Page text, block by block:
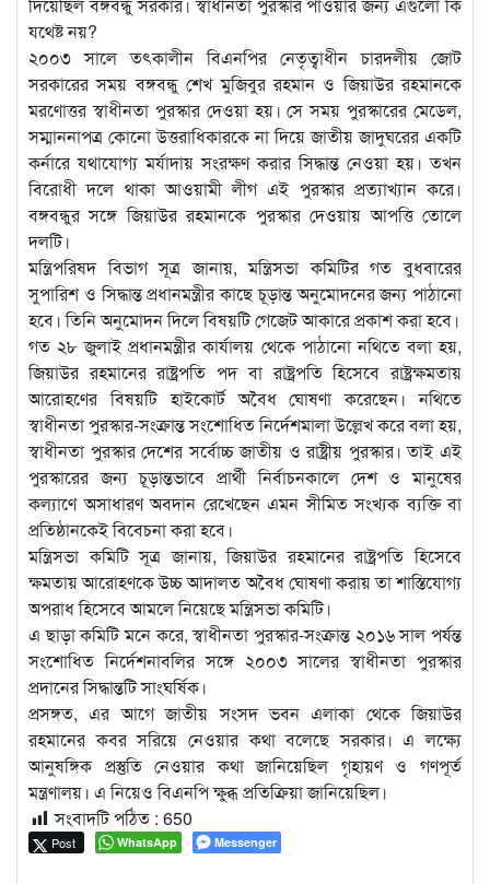
যথেষ্ট নয়?
২০০৩ সালে তৎকালীন বিএনপির নেতৃত্বাধীন চারদলীয় জোট
সরকারের সময় বঙ্গবন্ধু শেখ মুজিবুর রহমান ও জিয়াউর রহমানকে
মরণোত্তর স্বাধীনতা পুরস্কার দেওয়া হয়। সে সময় পুরস্কারের মেডেল,
সম্মাননাপত্র কোনো উত্তরাধিকারকে না দিয়ে জাতীয় জাদুঘরের একটি
কর্নারে যথাযোগ্য মর্যাদায় সংরক্ষণ করার সিদ্ধান্ত নেওয়া হয়। তখন
বিরোধী দলে থাকা আওয়ামী লীগ এই পুরস্কার প্রত্যাখ্যান করে।
বঙ্গবন্ধুর সঙ্গে জিয়াউর রহমানকে পুরস্কার দেওয়ায় আপত্তি তোলে
দলটি।
মন্ত্রিপরিষদ বিভাগ সূত্র জানায়, মন্ত্রিসভা কমিটির গত বুধবারের
সুপারিশ ও সিদ্ধান্ত প্রধানমন্ত্রীর কাছে চূড়ান্ত অনুমোদনের জন্য পাঠানো
হবে। তিনি অনুমোদন দিলে বিষয়টি গেজেট আকারে প্রকাশ করা হবে।
গত ২৮ জুলাই প্রধানমন্ত্রীর কার্যালয় থেকে পাঠানো নথিতে বলা হয়,
জিয়াউর রহমানের রাষ্ট্রপতি পদ বা রাষ্ট্রপতি হিসেবে রাষ্ট্রক্ষমতায়
আরোহণের বিষয়টি হাইকোর্ট অবৈধ ঘোষণা করেছেন। নথিতে
স্বাধীনতা পুরস্কার-সংক্রান্ত সংশোধিত নির্দেশমালা উল্লেখ করে বলা হয়,
স্বাধীনতা পুরস্কার দেশের সর্বোচ্চ জাতীয় ও রাষ্ট্রীয় পুরস্কার। তাই এই
পুরস্কারের জন্য চূড়ান্তভাবে প্রার্থী নির্বাচনকালে দেশ ও মানুষের
কল্যাণে অসাধারণ অবদান রেখেছেন এমন সীমিত সংখ্যক ব্যক্তি বা
প্রতিষ্ঠানকেই বিবেচনা করা হবে।
মন্ত্রিসভা কমিটি সূত্র জানায়, জিয়াউর রহমানের রাষ্ট্রপতি হিসেবে
ক্ষমতায় আরোহণকে উচ্চ আদালত অবৈধ ঘোষণা করায় তা শাস্তিযোগ্য
অপরাধ হিসেবে আমলে নিয়েছে মন্ত্রিসভা কমিটি।
এ ছাড়া কমিটি মনে করে, স্বাধীনতা পুরস্কার-সংক্রান্ত ২০১৬ সাল পর্যন্ত
সংশোধিত নির্দেশনাবলির সঙ্গে ২০০৩ সালের স্বাধীনতা পুরস্কার
প্রদানের সিদ্ধান্তটি সাংঘর্ষিক।
প্রসঙ্গত, এর আগে জাতীয় সংসদ ভবন এলাকা থেকে জিয়াউর
রহমানের কবর সরিয়ে নেওয়ার কথা বলেছে সরকার। এ লক্ষ্যে
আনুষঙ্গিক প্রস্তুতি নেওয়ার কথা জানিয়েছিল গৃহায়ণ ও গণপূর্ত
মন্ত্রণালয়। এ নিয়েও বিএনপি ক্ষুব্ধ প্রতিক্রিয়া জানিয়েছিল।
সংবাদটি পঠিত : 650
Post WhatsApp Messenger